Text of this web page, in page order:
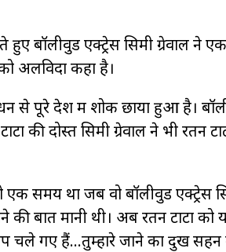
बॉलीवुड एक्ट्रेस सिमी ग्रेवाल ने
अलविदा कहा है।
से पूरे देश में शोक छाया हुआ है।
टाटा की दोस्त सिमी ग्रेवाल ने भी
समय था जब वो बॉलीवुड एक्ट्रेस
की बात मानी थी। अब रतन टाटा
चले गए हैं…तुम्हारे जाने का दुख